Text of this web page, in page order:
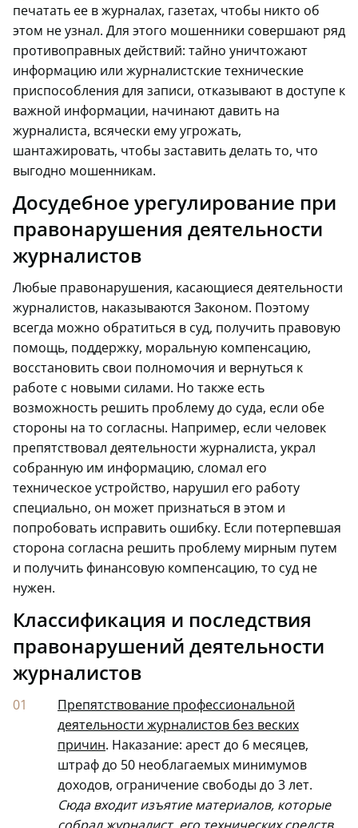
печатать ее в журналах, газетах, чтобы никто об
этом не узнал. Для этого мошенники совершают ряд
противоправных действий: тайно уничтожают
информацию или журналистские технические
приспособления для записи, отказывают в доступе к
важной информации, начинают давить на
журналиста, всячески ему угрожать,
шантажировать, чтобы заставить делать то, что
выгодно мошенникам.
Досудебное урегулирование при
правонарушения деятельности
журналистов
Любые правонарушения, касающиеся деятельности
журналистов, наказываются Законом. Поэтому
всегда можно обратиться в суд, получить правовую
помощь, поддержку, моральную компенсацию,
восстановить свои полномочия и вернуться к
работе с новыми силами. Но также есть
возможность решить проблему до суда, если обе
стороны на то согласны. Например, если человек
препятствовал деятельности журналиста, украл
собранную им информацию, сломал его
техническое устройство, нарушил его работу
специально, он может признаться в этом и
попробовать исправить ошибку. Если потерпевшая
сторона согласна решить проблему мирным путем
и получить финансовую компенсацию, то суд не
нужен.
Классификация и последствия
правонарушений деятельности
журналистов
Препятствование профессиональной
деятельности журналистов без веских
причин. Наказание: арест до 6 месяцев,
штраф до 50 необлагаемых минимумов
доходов, ограничение свободы до 3 лет.
Сюда входит изъятие материалов, которые